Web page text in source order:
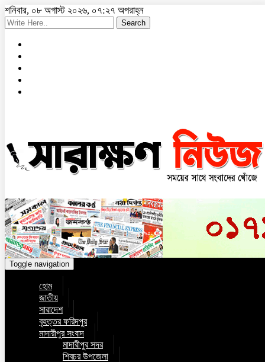
শনিবার, ০৮ অগাস্ট ২০২৬, ০৭:২৭ অপরাহ্ন
Search
Toggle navigation
হোম
জাতীয়
সারাদেশ
বৃহত্তর ফরিদপুর
মাদারীপুর সংবাদ
মাদারীপুর সদর
শিবচর উপজেলা